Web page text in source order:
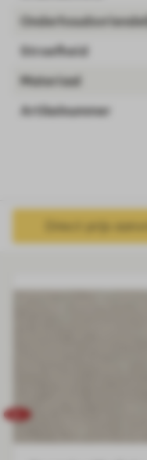
Stroefheid
Materiaal
Artikelnummer
Direct prijs